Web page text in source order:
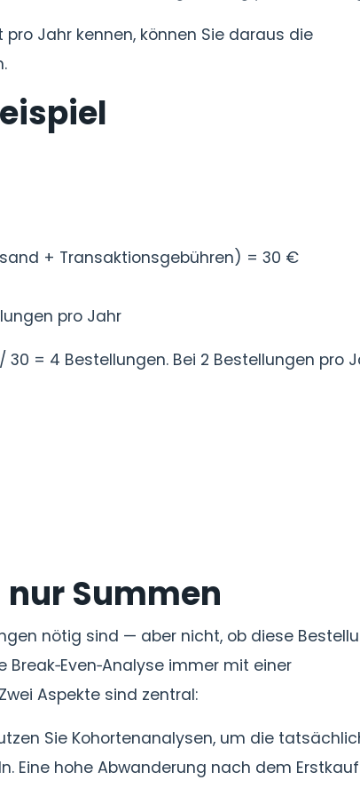
Jahr kennen, können Sie daraus die
+ Transaktionsgebühren) = 30 €
pro Jahr
30 = 4 Bestellungen. Bei 2 Bestellungen pro
nur Summen
nötig sind — aber nicht, ob diese
immer mit einer
Aspekte sind zentral:
Sie Kohortenanalysen, um die
Eine hohe Abwanderung nach dem Erstkauf